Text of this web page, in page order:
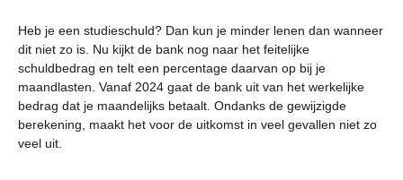
Heb je een studieschuld? Dan kun je minder lenen dan wanneer
dit niet zo is. Nu kijkt de bank nog naar het feitelijke
schuldbedrag en telt een percentage daarvan op bij je
maandlasten. Vanaf 2024 gaat de bank uit van het werkelijke
bedrag dat je maandelijks betaalt. Ondanks de gewijzigde
berekening, maakt het voor de uitkomst in veel gevallen niet zo
veel uit.